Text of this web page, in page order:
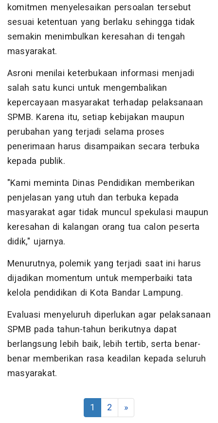
komitmen menyelesaikan persoalan tersebut
sesuai ketentuan yang berlaku sehingga tidak
semakin menimbulkan keresahan di tengah
masyarakat.
Asroni menilai keterbukaan informasi menjadi
salah satu kunci untuk mengembalikan
kepercayaan masyarakat terhadap pelaksanaan
SPMB. Karena itu, setiap kebijakan maupun
perubahan yang terjadi selama proses
penerimaan harus disampaikan secara terbuka
kepada publik.
"Kami meminta Dinas Pendidikan memberikan
penjelasan yang utuh dan terbuka kepada
masyarakat agar tidak muncul spekulasi maupun
keresahan di kalangan orang tua calon peserta
didik," ujarnya.
Menurutnya, polemik yang terjadi saat ini harus
dijadikan momentum untuk memperbaiki tata
kelola pendidikan di Kota Bandar Lampung.
Evaluasi menyeluruh diperlukan agar pelaksanaan
SPMB pada tahun-tahun berikutnya dapat
berlangsung lebih baik, lebih tertib, serta benar-
benar memberikan rasa keadilan kepada seluruh
masyarakat.
1 2 »